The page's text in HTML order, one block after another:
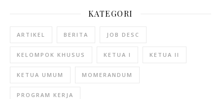
KATEGORI
ARTIKEL BERITA JOB DESC
KELOMPOK KHUSUS KETUA I KETUA II
KETUA UMUM MOMERANDUM
PROGRAM KERJA